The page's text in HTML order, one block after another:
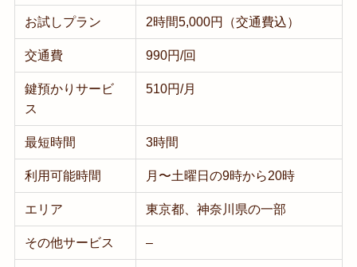
お試しプラン 2時間5,000円（交通費込）
交通費 990円/回
鍵預かりサービ
ス
510円/月
最短時間 3時間
利用可能時間 月〜土曜日の9時から20時
エリア 東京都、神奈川県の一部
その他サービス –